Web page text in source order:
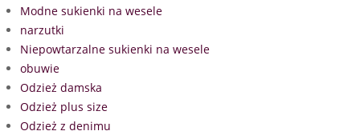
Modne sukienki na wesele
narzutki
Niepowtarzalne sukienki na wesele
obuwie
Odzież damska
Odzież plus size
Odzież z denimu